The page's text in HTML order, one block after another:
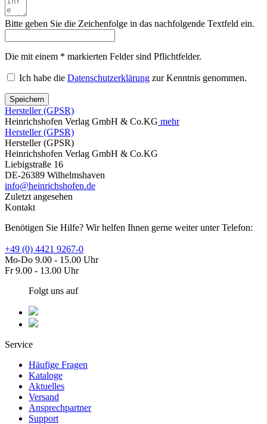
Bitte geben Sie die Zeichenfolge in das nachfolgende Textfeld ein.
Die mit einem * markierten Felder sind Pflichtfelder.
Ich habe die Datenschutzerklärung zur Kenntnis genommen.
Speichern
Hersteller (GPSR)
Heinrichshofen Verlag GmbH & Co.KG mehr
Hersteller (GPSR)
Hersteller (GPSR)
Heinrichshofen Verlag GmbH & Co.KG
Liebigstraße 16
DE-26389 Wilhelmshaven
info@heinrichshofen.de
Zuletzt angesehen
Kontakt
Benötigen Sie Hilfe? Wir helfen Ihnen gerne weiter unter Telefon:
+49 (0) 4421 9267-0
Mo-Do 9.00 - 15.00 Uhr
Fr 9.00 - 13.00 Uhr
Folgt uns auf
Service
Häufige Fragen
Kataloge
Aktuelles
Versand
Ansprechpartner
Support